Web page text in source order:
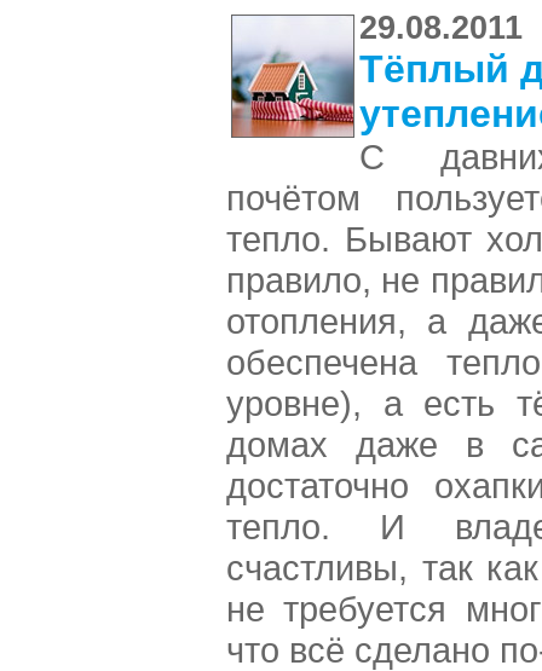
29.08.2011
Тёплый
С
почётом
тепло. Бывают
правило, не
отопления, а
обеспечена
уровне), а есть
домах даже в
достаточно
тепло. И
счастливы, так
не требуется
что всё сделано